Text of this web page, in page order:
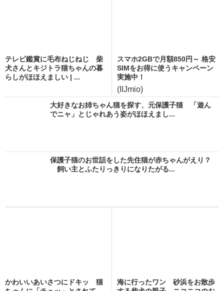
テレビ鑑賞に毛布ねじねじ 柴
犬さんとキジトラ猫ちゃんの暮
らしがほほえましい | ...
スマホ2GBで月額850円～ 格安
SIMをお得に使うキャンペーン
実施中！
(IIJmio)
大好きなお姉ちゃん猫を探す、元保護子猫 「遊ん
でニャ」とじゃれあう姿がほほえまし...
保護子猫のお世話をした先住猫が赤ちゃんがえり？
飼い主とふたりっきりになりたがる...
かわいいあいさつにドキッ 猫
海に行ったワン 砂浜をお散歩